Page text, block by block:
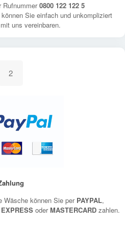
Rufnummer0800 122 122 5
können Sie einfach und unkompliziert
uns vereinbaren.
2
Wäsche können Sie per PAYPAL,
oderMASTERCARD zahlen.